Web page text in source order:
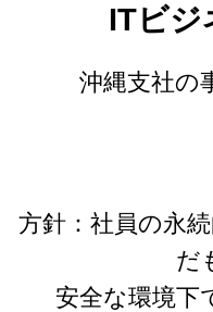
ITビジ
沖縄支社の
方針：社員の永
だ
安全な環境下